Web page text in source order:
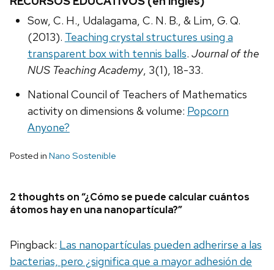
Sow, C. H., Udalagama, C. N. B., & Lim, G. Q.
(2013). Teaching crystal structures using a
transparent box with tennis balls. Journal of the
NUS Teaching Academy, 3(1), 18-33.
National Council of Teachers of Mathematics
activity on dimensions & volume: Popcorn
Anyone?
Posted in Nano Sostenible
2 thoughts on “¿Cómo se puede calcular cuántos
átomos hay en una nanopartícula?”
Pingback: Las nanopartículas pueden adherirse a las
bacterias, pero ¿significa que a mayor adhesión de